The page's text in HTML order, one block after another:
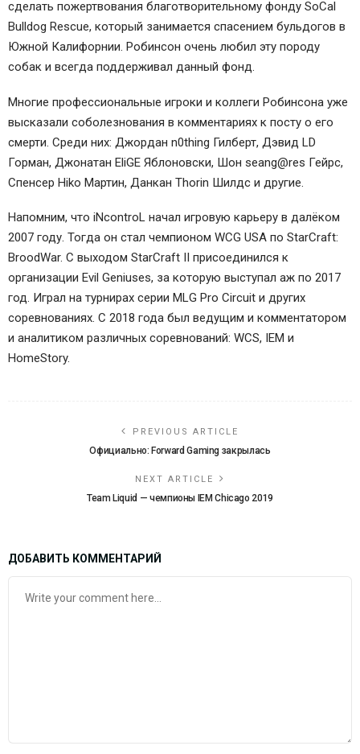
сделать пожертвования благотворительному фонду SoCal
Bulldog Rescue, который занимается спасением бульдогов в
Южной Калифорнии. Робинсон очень любил эту породу
собак и всегда поддерживал данный фонд.
Многие профессиональные игроки и коллеги Робинсона уже
высказали соболезнования в комментариях к посту о его
смерти. Среди них: Джордан n0thing Гилберт, Дэвид LD
Горман, Джонатан EliGE Яблоновски, Шон seang@res Гейрс,
Спенсер Hiko Мартин, Данкан Thorin Шилдс и другие.
Напомним, что iNcontroL начал игровую карьеру в далёком
2007 году. Тогда он стал чемпионом WCG USA по StarCraft:
BroodWar. С выходом StarСraft II присоединился к
организации Evil Geniuses, за которую выступал аж по 2017
год. Играл на турнирах серии MLG Pro Circuit и других
соревнованиях. С 2018 года был ведущим и комментатором
и аналитиком различных соревнований: WCS, IEM и
HomeStory.
PREVIOUS ARTICLE
Официально: Forward Gaming закрылась
NEXT ARTICLE
Team Liquid — чемпионы IEM Chicago 2019
ДОБАВИТЬ КОММЕНТАРИЙ